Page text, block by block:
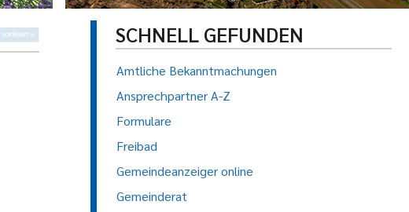
SCHNELL GEFUNDEN
Amtliche Bekanntmachungen
Ansprechpartner A-Z
Formulare
Freibad
Gemeindeanzeiger online
Gemeinderat